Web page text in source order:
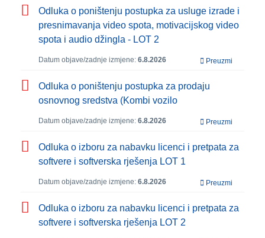
Odluka o poništenju postupka za usluge izrade i
presnimavanja video spota, motivacijskog video
spota i audio džingla - LOT 2
Datum objave/zadnje izmjene: 6.8.2026 Preuzmi
Odluka o poništenju postupka za prodaju
osnovnog sredstva (Kombi vozilo
Datum objave/zadnje izmjene: 6.8.2026 Preuzmi
Odluka o izboru za nabavku licenci i pretpata za
softvere i softverska rješenja LOT 1
Datum objave/zadnje izmjene: 6.8.2026 Preuzmi
Odluka o izboru za nabavku licenci i pretpata za
softvere i softverska rješenja LOT 2